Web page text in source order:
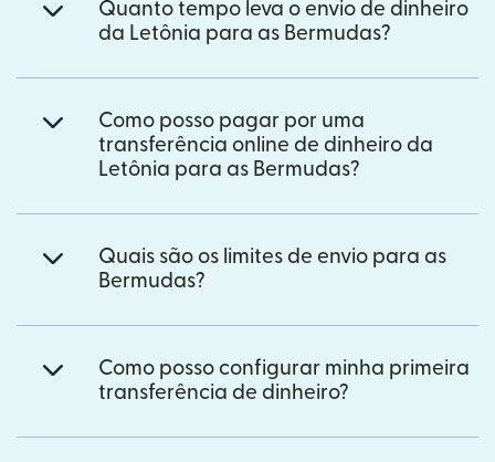
Quanto tempo leva o envio de dinheiro
da Letônia para as Bermudas?
Como posso pagar por uma
transferência online de dinheiro da
Letônia para as Bermudas?
Quais são os limites de envio para as
Bermudas?
Como posso configurar minha primeira
transferência de dinheiro?